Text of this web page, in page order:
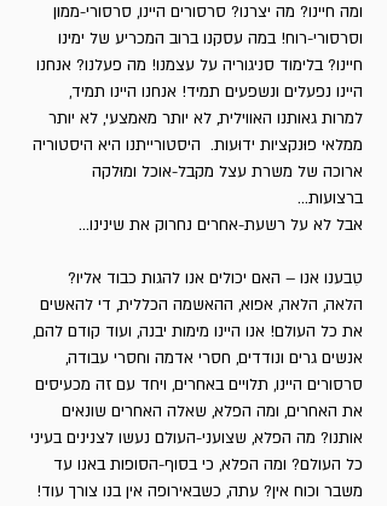
ומה חיינו? מה יצרנו? סרסורים היינו, סרסורי-ממון
וסרסורי-רוח! במה עסקנו ברוב המכריע של ימינו
חיינו? בלימוד סניגוריה על עצמנו! מה פעלנו? אנחנו
היינו נפעלים ונשפעים תמיד! אנחנו היינו תמיד,
למרות גאותנו האווילית, לא יותר מאמצעי, לא יותר
ממלאי פוּנקציות ידוּעות. היסטורייתנו היא היסטוריה
ארוכה של משרת עצל מקבל-אוכל ומוּלקה
ברצועות...
אבל לא על רשעת-אחרים נחרוק את שינינו...
טִבענו אנו – האם יכולים אנו להגות כבוד אליו?
הלאה, הלאה, אפוא, ההאשמה הכללית, די להאשים
את כל העולם! אנו היינו מימות יבנה, ועוד קודם להם,
אנשים גרים ונודדים, חסרי אדמה וחסרי עבודה,
סרסורים היינו, תלויים באחרים, ויחד עם זה מכעיסים
את האחרים, ומה הפלא, שאלה האחרים שונאים
אותנו? מה הפלא, שצועני-העולם נעשו לצנינים בעיני
כל העולם? ומה הפלא, כי בסוף-הסופות באנו עד
משבר וכוח אין? עתה, כשבאירופה אין בנו צורך עוד!